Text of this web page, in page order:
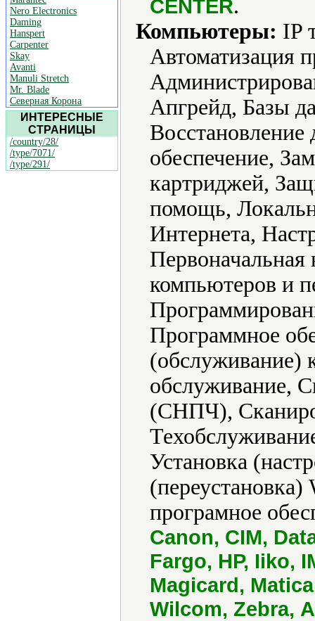
Nero Electronics
Daming
Hanspert
Carpenter
Skay
Avanti
Manuli Stretch
Mr. Blade
Северная Корона
ИНТЕРЕСНЫЕ
СТРАНИЦЫ
/country/28/
/type/7071/
/type/291/
CENTER.
Компьютеры: IP
Автоматизация
Апгрейд, Базы
Восстановление
обеспечение,
картриджей,
помощь,
Интернета,
компьютеров и
Программное
(обслуживание)
обслуживание,
(СНПЧ),
Установка
програмное
Canon, CIM,
Fargo, HP, Iiko,
Magicard,
Wilcom, Zebra,